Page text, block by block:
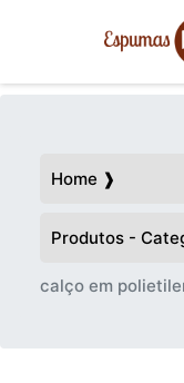
Home ❱
Produtos -
calço em